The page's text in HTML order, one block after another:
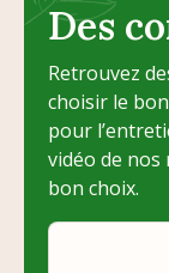
Des
Retrouvez
choisir le
pour
vidéo de nos
bon choix.